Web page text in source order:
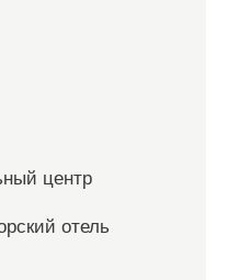
центр
отель